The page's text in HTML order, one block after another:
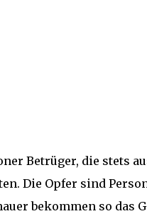
Betrüger, die stets
Die Opfer sind
bekommen so das